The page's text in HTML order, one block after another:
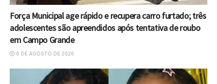
Força Municipal age rápido e recupera carro furtado; três
adolescentes são apreendidos após tentativa de roubo
em Campo Grande
6 DE AGOSTO DE 2026